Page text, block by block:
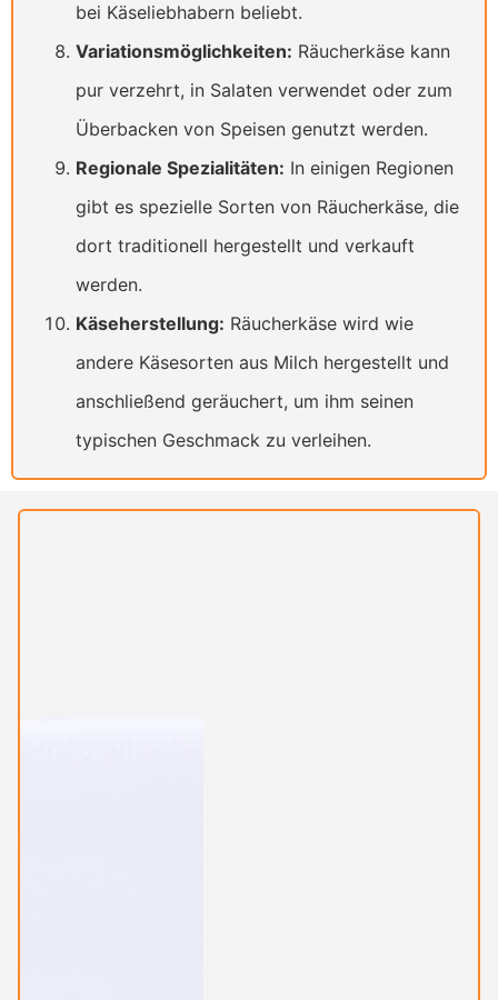
bei Käseliebhabern beliebt.
Variationsmöglichkeiten: Räucherkäse kann
pur verzehrt, in Salaten verwendet oder zum
Überbacken von Speisen genutzt werden.
Regionale Spezialitäten: In einigen Regionen
gibt es spezielle Sorten von Räucherkäse, die
dort traditionell hergestellt und verkauft
werden.
Käseherstellung: Räucherkäse wird wie
andere Käsesorten aus Milch hergestellt und
anschließend geräuchert, um ihm seinen
typischen Geschmack zu verleihen.